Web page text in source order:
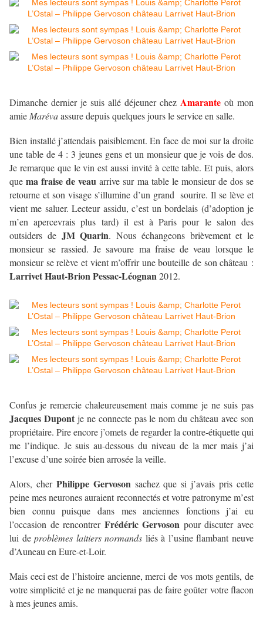
Dimanche dernier je suis allé déjeuner chez Amarante où mon
amie Marévaassure depuis quelques jours le service en salle.
Bien installé j’attendais paisiblement. En face de moi sur la droite
une table de 4 : 3 jeunes gens et un monsieur que je vois de dos.
Je remarque que le vin est aussi invité à cette table. Et puis, alors
quema fraise de veauarrive sur ma table le monsieur de dos se
retourne et son visage s’illumine d’un grand sourire. Il se lève et
vient me saluer. Lecteur assidu, c’est un bordelais (d’adoption je
m’en apercevrais plus tard) il est à Paris pour le salon des
outsiders de JM Quarin. Nous échangeons brièvement et le
monsieur se rassied. Je savoure ma fraise de veau lorsque le
monsieur se relève et vient m’offrir une bouteille de son château :
Larrivet Haut-Brion Pessac-Léognan2012.
Confus je remercie chaleureusement mais comme je ne suis pas
Jacques Dupontje ne connecte pas le nom du château avec son
propriétaire. Pire encore j’omets de regarder la contre-étiquette qui
me l’indique. Je suis au-dessous du niveau de la mer mais j’ai
l’excuse d’une soirée bien arrosée la veille.
Alors, cher Philippe Gervoson sachez que si j’avais pris cette
peine mes neurones auraient reconnectés et votre patronyme m’est
bien connu puisque dans mes anciennes fonctions j’ai eu
l’occasion de rencontrer Frédéric Gervoson pour discuter avec
lui deproblèmes laitiers normands liés à l’usine flambant neuve
d’Auneau en Eure-et-Loir.
Mais ceci est de l’histoire ancienne, merci de vos mots gentils, de
votre simplicité et je ne manquerai pas de faire goûter votre flacon
à mes jeunes amis.